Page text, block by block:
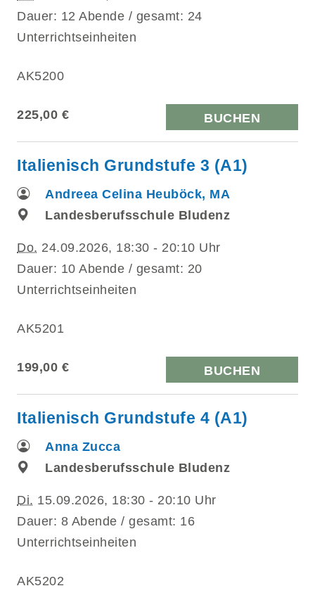
Dauer: 12 Abende / gesamt: 24
Unterrichtseinheiten
AK5200
225,00 € BUCHEN
Italienisch Grundstufe 3 (A1)
Andreea Celina Heuböck, MA
Landesberufsschule Bludenz
Do. 24.09.2026, 18:30 - 20:10 Uhr
Dauer: 10 Abende / gesamt: 20
Unterrichtseinheiten
AK5201
199,00 € BUCHEN
Italienisch Grundstufe 4 (A1)
Anna Zucca
Landesberufsschule Bludenz
Di. 15.09.2026, 18:30 - 20:10 Uhr
Dauer: 8 Abende / gesamt: 16
Unterrichtseinheiten
AK5202